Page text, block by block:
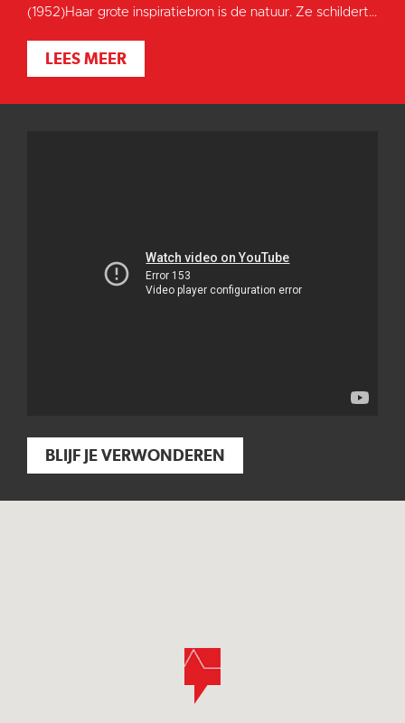
(1952)Haar grote inspiratiebron is de natuur. Ze schildert...
LEES MEER
BLIJF JE VERWONDEREN